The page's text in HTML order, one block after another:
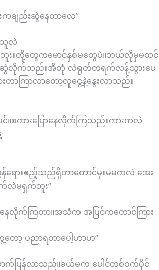
ချည်းဆွဲနေတာလေ”
သူလဲ
း။တို့တွေကမောင်နှစ်မတွေပဲ။ဘယ်လိုမှမထင်
က်ဆွဲလိုက်သည်။အိတုံ လဲရုတ်တရက်လန့်သွားပေ
းတာကြာလာတော့လူငွေ့နဲ့နွေးလာသည်။
။စကားပြောနေလိုက်ကြသည်။ကားကလဲ
ာ။ဧည့်သည်ရှိတာတောင်မှ။မမကလဲ အေး
က်လဲမရှက်ဘူး”
နေလိုက်ကြတာ။အသံက အပြင်ကတောင်ကြား
ော့ ပညာရတာပေါ့ဟာဟ”
ောက်ပြန်လာသည်။ခယ်မက ပေါင်တစ်ဝက်ပိုင်